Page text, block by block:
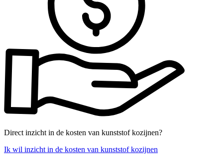
Direct inzicht in de kosten van kunststof kozijnen?
Ik wil inzicht in de kosten van kunststof kozijnen